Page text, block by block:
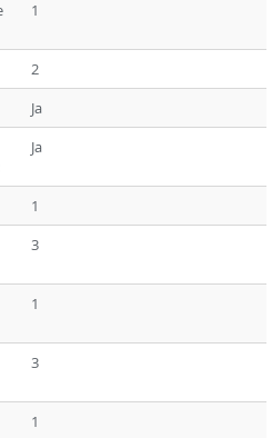
1
2
Ja
Ja
1
3
1
3
1